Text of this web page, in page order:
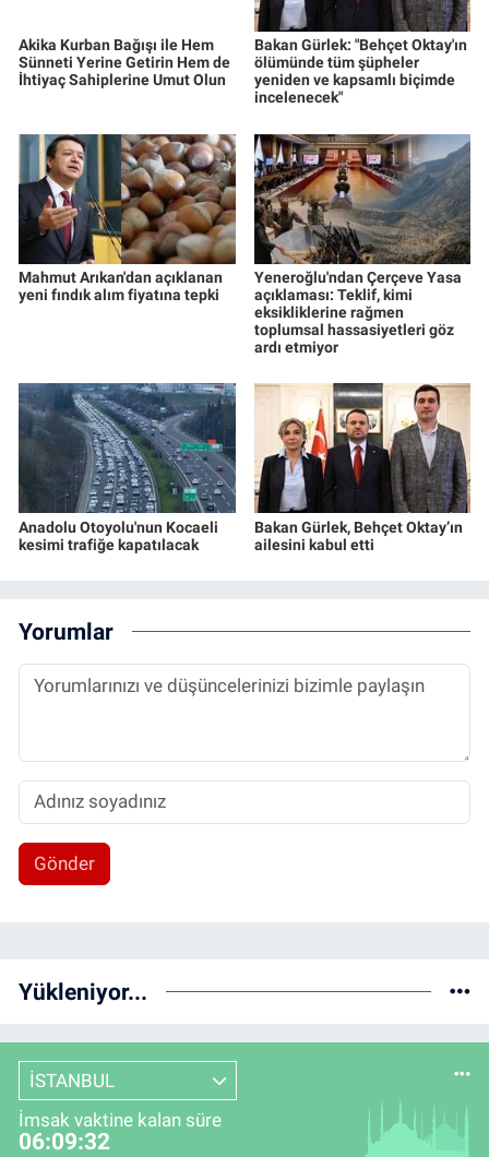
Akika Kurban Bağışı ile Hem
Sünneti Yerine Getirin Hem de
İhtiyaç Sahiplerine Umut Olun
Bakan Gürlek: "Behçet Oktay'ın
ölümünde tüm şüpheler
yeniden ve kapsamlı biçimde
incelenecek"
Mahmut Arıkan'dan açıklanan
yeni fındık alım fiyatına tepki
Yeneroğlu'ndan Çerçeve Yasa
açıklaması: Teklif, kimi
eksikliklerine rağmen
toplumsal hassasiyetleri göz
ardı etmiyor
Anadolu Otoyolu'nun Kocaeli
kesimi trafiğe kapatılacak
Bakan Gürlek, Behçet Oktay’ın
ailesini kabul etti
Yorumlar
Gönder
Yükleniyor...
İSTANBUL
İmsak vaktine kalan süre
06:09:31